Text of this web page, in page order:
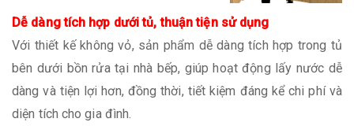
Dễ dàng tích hợp dưới tủ, thuận tiện sử dụng
Với thiết kế không vỏ, sản phẩm dễ dàng tích hợp trong tủ
bên dưới bồn rửa tại nhà bếp, giúp hoạt động lấy nước dễ
dàng và tiện lợi hơn, đồng thời, tiết kiệm đáng kể chi phí và
diện tích cho gia đình.